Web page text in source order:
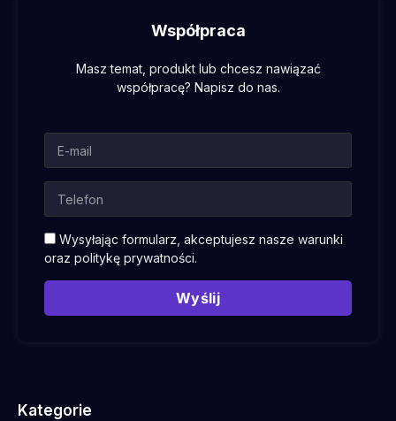
Współpraca
Masz temat, produkt lub chcesz nawiązać
współpracę? Napisz do nas.
Wysyłając formularz, akceptujesz nasze warunki
oraz politykę prywatności.
Wyślij
Kategorie